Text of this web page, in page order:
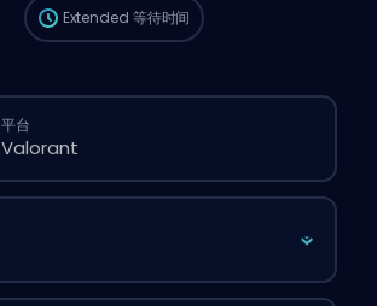
Extended 等待时间
平台